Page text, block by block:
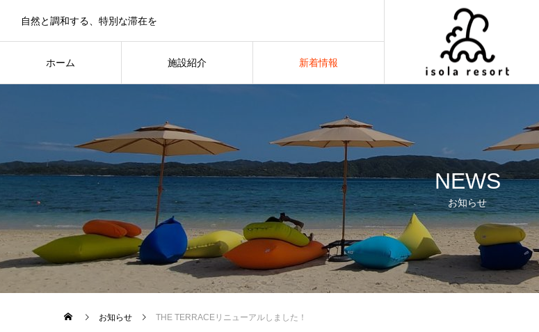
ホーム
施設紹介
新着情報
自然と調和する、特別な滞在を
NEWS
お知らせ
お知らせ THE TERRACEリニューアルしました！